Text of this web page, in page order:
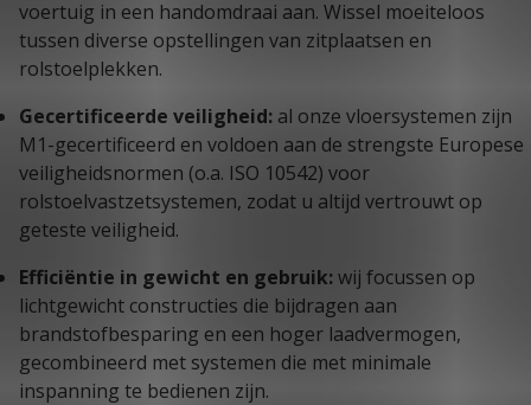
voertuig in een handomdraai aan. Wissel moeiteloos
tussen diverse opstellingen van zitplaatsen en
rolstoelplekken.
Gecertificeerde veiligheid: al onze vloersystemen zijn
M1-gecertificeerd en voldoen aan de strengste Europese
veiligheidsnormen (o.a. ISO 10542) voor
rolstoelvastzetsystemen, zodat u altijd vertrouwt op
geteste veiligheid.
Efficiëntie in gewicht en gebruik:wij focussen op
lichtgewicht constructies die bijdragen aan
brandstofbesparing en een hoger laadvermogen,
gecombineerd met systemen die met minimale
inspanning te bedienen zijn.